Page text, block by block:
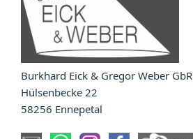
Burkhard Eick & Gregor Weber GbR
Hülsenbecke 22
58256 Ennepetal